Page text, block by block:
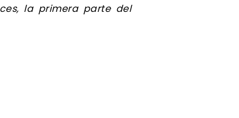
la primera parte del